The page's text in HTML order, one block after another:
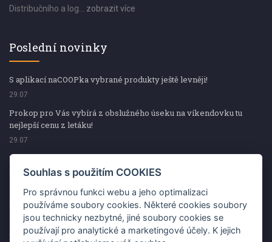
Distribučního a log... zobrazit více
Poslední novinky
S aplikací naCOOPka vybrané produkty ještě levněji!
29.07
Prokop pro Vás vybírá z obslužného úseku na víkendovku tu
nejlepší cenu z letáku!
29.07
Prokop pro Vás vybírá z obslužného úseku na víkendovku tu
nejlepší cenu z letáku!
Kup špekáčky od Váhaly a vyhraj s naCOOPkou sekerku Fiskars
29.07
Prokop pro Vás vybírá na víkendovku ty nejlepší ceny z letáku!
Souhlas s použitím COOKIES
Pro správnou funkci webu a jeho optimalizaci
používáme soubory cookies. Některé cookies soubory
jsou technicky nezbytné, jiné soubory cookies se
používají pro analytické a marketingové účely. K jejich